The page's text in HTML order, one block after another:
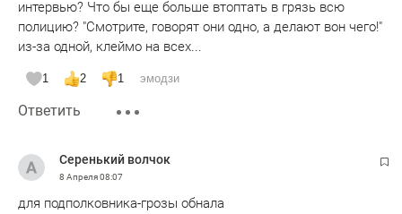
интервью? Что бы еще больше втоптать в грязь всю
полицию? "Смотрите, говорят они одно, а делают вон чего!"
из-за одной, клеймо на всех...
1 2 1 эмодзи
Ответить
Серенький волчок
8 Апреля08:07
для подполковника-грозы обнала